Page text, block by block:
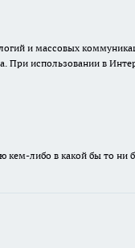
и массовых
При использовании в
кем-либо в какой бы то